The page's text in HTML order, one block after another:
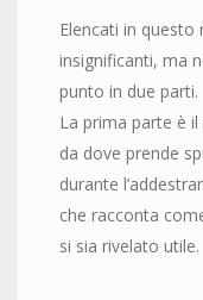
Elencati in
insignificanti, ma
punto in due parti.
La prima parte è
da dove prende
durante
che racconta
si sia rivelato utile.